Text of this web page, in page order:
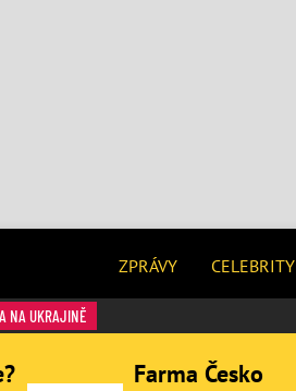
ZPRÁVY CELEBRITY
NA UKRAJINĚ
Farma Česko